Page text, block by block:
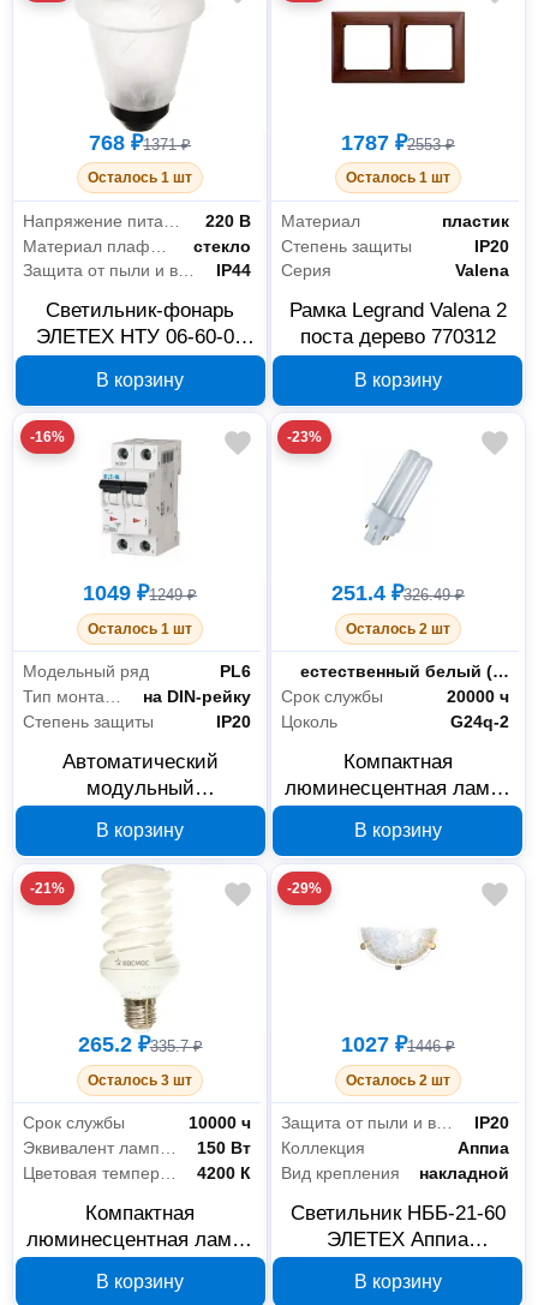
768 ₽1371 ₽
Осталось 1 шт
220 В
стекло
Защита от пыли и влаги
IP44
Светильник-фонарь
ЭЛЕТЕХ НТУ 06-60-02
В корзину
1787 ₽2553 ₽
Осталось 1 шт
Материал
пластик
Степень защиты
IP20
Серия
Valena
Рамка Legrand Valena 2
поста дерево 770312
В корзину
-16%
1049 ₽1249 ₽
Осталось 1 шт
Модельный ряд
PL6
Тип монтажа
на DIN-рейку
Степень защиты
IP20
Автоматический
модульный
C25/2 286569, 2P, C, 25
А
В корзину
-23%
251.4 ₽326.49 ₽
Осталось 2 шт
Цветность
естественный белый (3300-5000 К)
Срок службы
20000 ч
Цоколь
G24q-2
Компактная
люминесцентная лампа
4050300017617, 18 Вт,
G24q-2
В корзину
-21%
265.2 ₽335.7 ₽
Осталось 3 шт
Срок службы
10000 ч
150 Вт
4200 К
Компактная
люминесцентная лампа
LKsmSPC30wE2742,
В корзину
-29%
1027 ₽1446 ₽
Осталось 2 шт
Защита от пыли и влаги
IP20
Коллекция
Аппиа
Вид крепления
накладной
Светильник НББ-21-60
ЭЛЕТЕХ Аппиа
В корзину